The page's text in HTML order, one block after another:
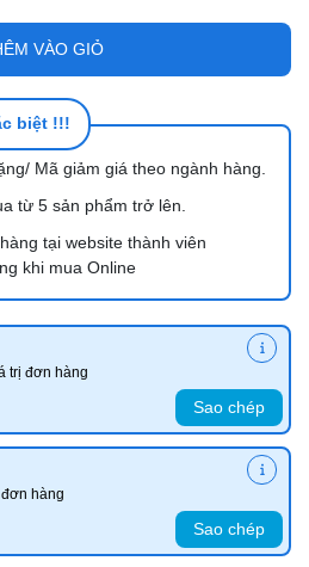
VÀO GIỎ
biệt !!!
Mã giảm giá theo ngành hàng.
từ 5 sản phẩm trở lên.
tại website thành viên
khi mua Online
trị đơn hàng
Sao chép
hàng
Sao chép